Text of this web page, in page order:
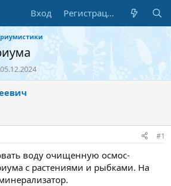
Вход Регистрация
Д
а
т
а
л
05.12.2024
#1
воду очищенную осмос-
с растениями и рыбками. На